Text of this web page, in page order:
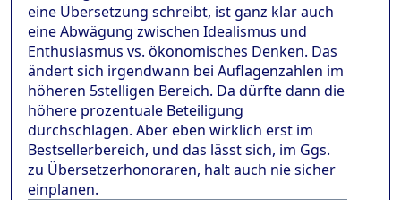
eine Übersetzung schreibt, ist ganz klar auch
eine Abwägung zwischen Idealismus und
Enthusiasmus vs. ökonomisches Denken. Das
ändert sich irgendwann bei Auflagenzahlen im
höheren 5stelligen Bereich. Da dürfte dann die
höhere prozentuale Beteiligung
durchschlagen. Aber eben wirklich erst im
Bestsellerbereich, und das lässt sich, im Ggs.
zu Übersetzerhonoraren, halt auch nie sicher
einplanen.